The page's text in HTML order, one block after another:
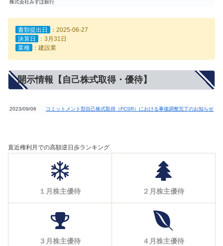
株式会社みずほ銀行
書類提出日
：2025-06-27
決算日
：3月31日
業種
：建設業
開示情報【自己株式取得・優待】
2023/09/06 コミットメント型自己株式取得（FCSR）における事後調整完了のお知らせ
直近権利月での高額逆日歩ランキング
１月株主優待 ２月株主優待
３月株主優待 ４月株主優待